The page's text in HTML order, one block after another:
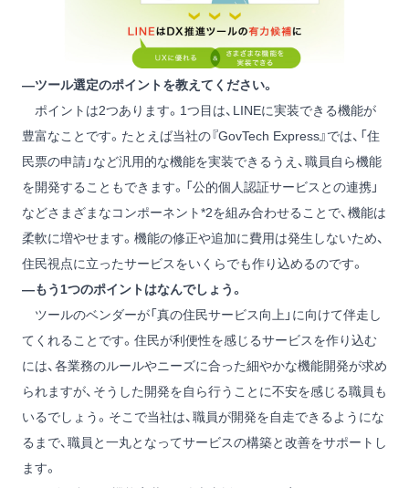
―ツール選定のポイントを教えてください。
ポイントは2つあります。1つ目は、LINEに実装できる機能が
豊富なことです。たとえば当社の『GovTech Express』では、「住
民票の申請」など汎用的な機能を実装できるうえ、職員自ら機能
を開発することもできます。「公的個人認証サービスとの連携」
などさまざまなコンポーネント*2を組み合わせることで、機能は
柔軟に増やせます。機能の修正や追加に費用は発生しないため、
住民視点に立ったサービスをいくらでも作り込めるのです。
―もう1つのポイントはなんでしょう。
ツールのベンダーが「真の住民サービス向上」に向けて伴走し
てくれることです。住民が利便性を感じるサービスを作り込む
には、各業務のルールやニーズに合った細やかな機能開発が求め
られますが、そうした開発を自ら行うことに不安を感じる職員も
いるでしょう。そこで当社は、職員が開発を自走できるようにな
るまで、職員と一丸となってサービスの構築と改善をサポートし
ます。